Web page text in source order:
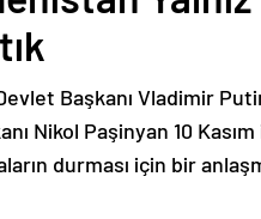
Başkanı Vladimir
Nikol Paşinyan 10
durması için bir